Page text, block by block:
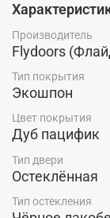
экошпон
Используемый в
погонаж
Купить
стекло) Дуб
компании
Производитель
Flydoors
Тип покрытия
Экошпон
Цвет покрытия
Дуб пацифик
Тип двери
Остеклённая
Тип остекления